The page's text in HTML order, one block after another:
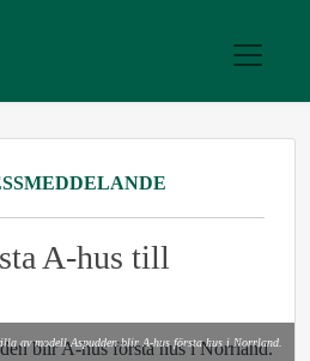
A-hus till
av modell Aspudden blir A-hus första hus i Norrland.